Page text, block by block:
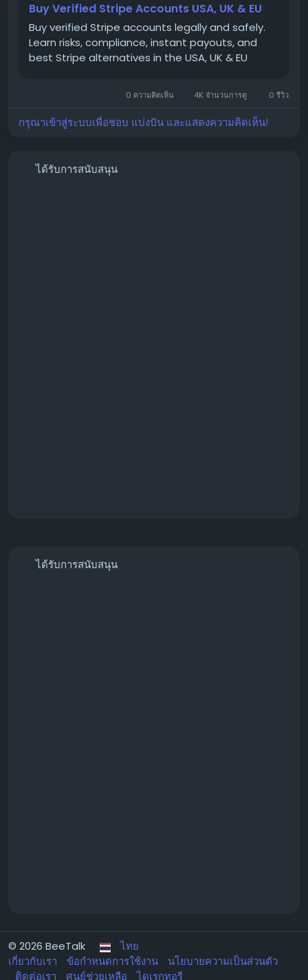
#PaymentGateway
#StripeSolutions
👉 Order Now:
https://globalseoshop.com/product/buy-verified-
stripe-accounts
📱 WhatsApp: +1 864 708 8783
Buy Verified Stripe Accounts USA, UK & EU
Buy verified Stripe accounts legally and safely.
Learn risks, compliance, instant payouts, and
best Stripe alternatives in the USA, UK & EU
0 ความคิดเห็น 4K จำนวนการดู 0 รีวิว
กรุณาเข้าสู่ระบบเพื่อชอบ แบ่งปัน และแสดงความคิดเห็น!
ได้รับการสนับสนุน
ได้รับการสนับสนุน
© 2026 BeeTalk
ไทย
เกี่ยวกับเรา
ข้อกำหนดการใช้งาน
นโยบายความเป็นส่วนตัว
ติดต่อเรา
ศูนย์ช่วยเหลือ ไดเรกทอรี